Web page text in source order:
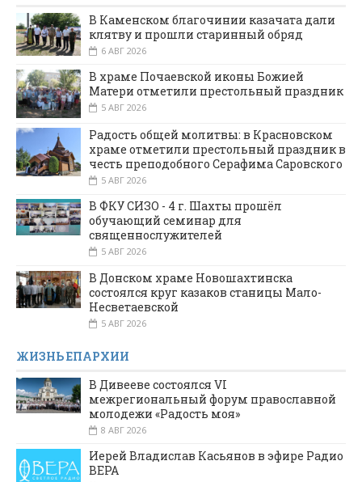
В Каменском благочинии казачата дали
клятву и прошли старинный обряд
6 АВГ 2026
В храме Почаевской иконы Божией
Матери отметили престольный праздник
5 АВГ 2026
Радость общей молитвы: в Красновском
храме отметили престольный праздник в
честь преподобного Серафима Саровского
5 АВГ 2026
В ФКУ СИЗО - 4 г. Шахты прошёл
обучающий семинар для
священнослужителей
5 АВГ 2026
В Донском храме Новошахтинска
состоялся круг казаков станицы Мало-
Несветаевской
5 АВГ 2026
ЖИЗНЬ ЕПАРХИИ
В Дивееве состоялся VI
межрегиональный форум православной
молодежи «Радость моя»
8 АВГ 2026
Иерей Владислав Касьянов в эфире Радио
ВЕРА